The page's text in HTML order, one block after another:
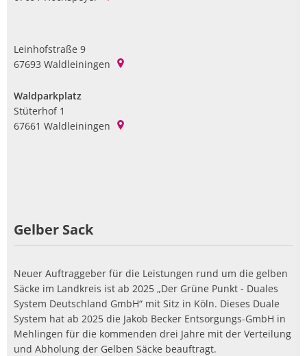
Leinhofstraße 9
67693 Waldleiningen
Waldparkplatz
Stüterhof 1
67661 Waldleiningen
Gelber Sack
Neuer Auftraggeber für die Leistungen rund um die gelben
Säcke im Landkreis ist ab 2025 „Der Grüne Punkt - Duales
System Deutschland GmbH“ mit Sitz in Köln. Dieses Duale
System hat ab 2025 die Jakob Becker Entsorgungs-GmbH in
Mehlingen für die kommenden drei Jahre mit der Verteilung
und Abholung der Gelben Säcke beauftragt.